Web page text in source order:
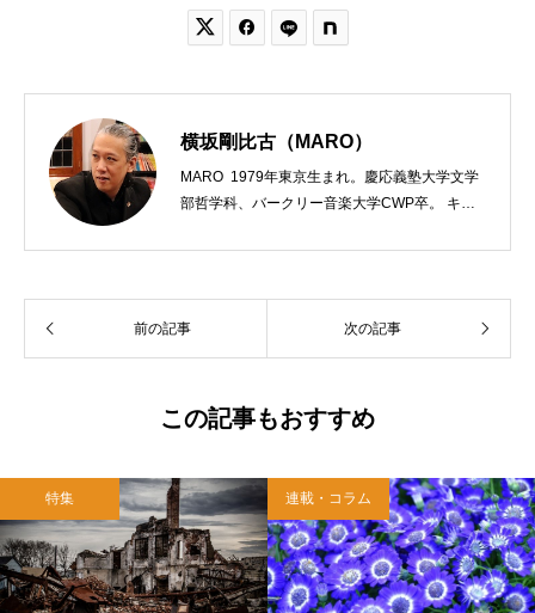
 
横坂剛比古（MARO）
MARO 1979年東京生まれ。慶応義塾大学文学
部哲学科、バークリー音楽大学CWP卒。 キリ
う宗教法人専門の行政書士。2020年7月よりク
「上馬キリスト教会（@kamiumach）」の運営
を行う「まじめ担当」。 著書に『聖書を読んだ
西洋哲学超入門〜』（日本実業出版）、『人生
イヤモンド社）、『世界一ゆるい聖書入門』、
『世界一ゆるい聖書教室』（「ふざけ担当」LE
ONとの共著、講談社）などがある。新著<a hr
ef="https://amzn.to/376F9aC">『ふっと心がラ
クになる 眠れぬ夜の聖書のことば』（大和書
前の記事 次の記事
この記事もおすすめ
特集 連載・コラム